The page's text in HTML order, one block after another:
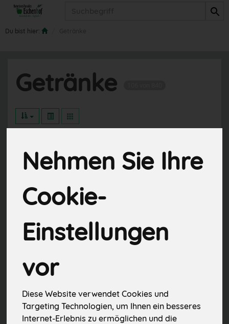
Nehmen Sie Ihre
Cookie-
Einstellungen
vor
Diese Website verwendet Cookies und
Targeting Technologien, um Ihnen ein besseres
Internet-Erlebnis zu ermöglichen und die
Du bist hier:
Getränke
27
Säfte
Limonaden
Bier
alkoholfreies Bier
Spirituosen & Liköre
Glühwein & Punsch